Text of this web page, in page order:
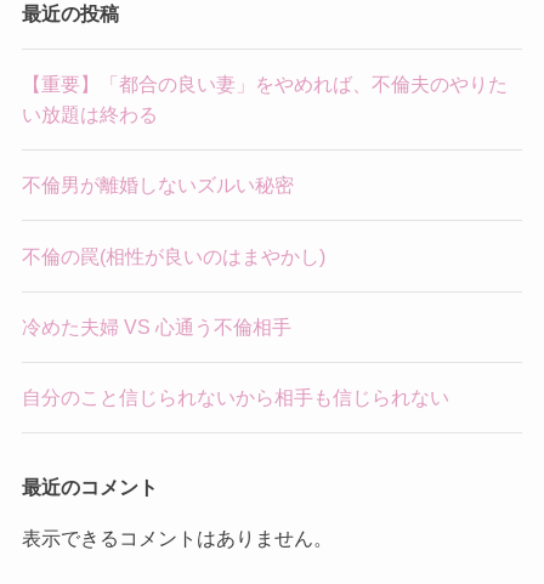
最近の投稿
【重要】「都合の良い妻」をやめれば、不倫夫のやりた
い放題は終わる
不倫男が離婚しないズルい秘密
不倫の罠(相性が良いのはまやかし)
冷めた夫婦 VS 心通う不倫相手
自分のこと信じられないから相手も信じられない
最近のコメント
表示できるコメントはありません。